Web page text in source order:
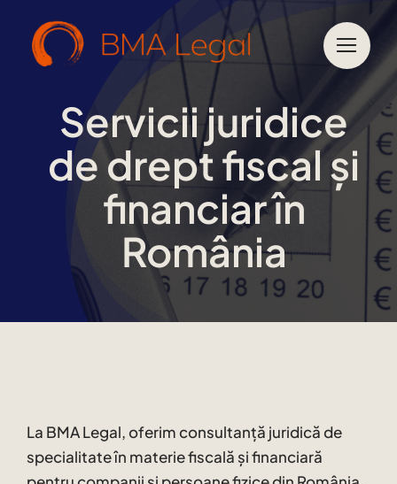
conținut
Servicii juridice
de drept fiscal și
financiar în
România
La BMA Legal, oferim consultanță juridică de
specialitate în materie fiscală și financiară